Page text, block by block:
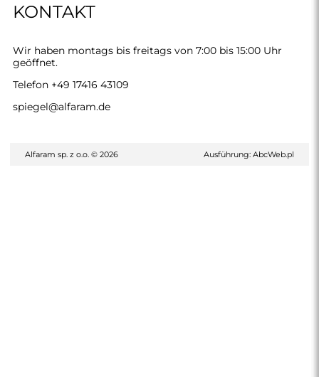
KONTAKT
Wir haben montags bis freitags von 7:00 bis 15:00 Uhr
geöffnet.
Telefon +49 17416 43109
spiegel@alfaram.de
Alfaram sp. z o.o. © 2026 Ausführung: AbcWeb.pl